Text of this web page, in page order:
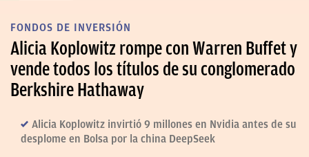
FONDOS DE INVERSIÓN
Alicia Koplowitz rompe con Warren Buffet y
vende todos los títulos de su conglomerado
Berkshire Hathaway
Alicia Koplowitz invirtió 9 millones en Nvidia antes de su
desplome en Bolsa por la china DeepSeek